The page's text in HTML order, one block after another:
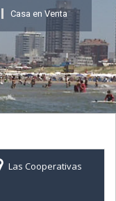
Casa en Venta
Las Cooperativas